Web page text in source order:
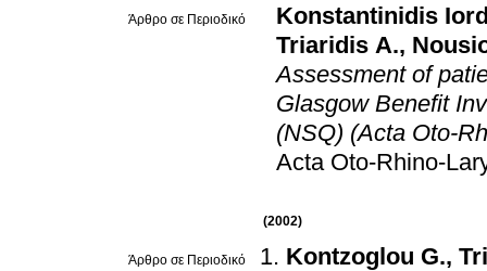
Άρθρο σε Περιοδικό
Konstantinidis
Triaridis A.,
Assessment of
Glasgow Benefit
(NSQ) (Acta Oto-
Acta Oto-Rhino-
(2002)
Άρθρο σε Περιοδικό Kontzoglou G.,